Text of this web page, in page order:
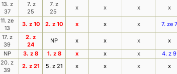
13. z
37
7. z
25
7. z
25
x x x x
11. ze
13
3. z 10 2. z 10 x x x 7. ze 7
17. z
39
2. z
24
NP x x x
x
NP 3. z 8 1. z 8 x x x
4. z 9
20. z
39
2. z 21 5. z 21 x x x x